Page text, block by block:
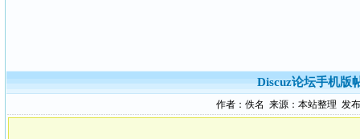
Discuz论坛手机版
作者：佚名 来源：本站整理 发